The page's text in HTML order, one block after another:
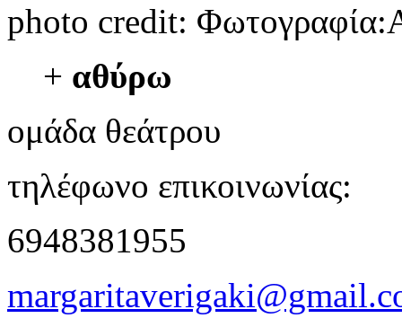
photo credit:
+ αθύρω
ομάδα θεάτρου
τηλέφωνο επικοινωνίας:
6948381955